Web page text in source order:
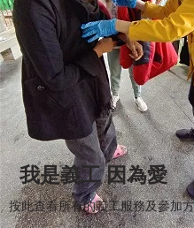
​我是義工 因為愛
按此查看所有的義工服務及參加